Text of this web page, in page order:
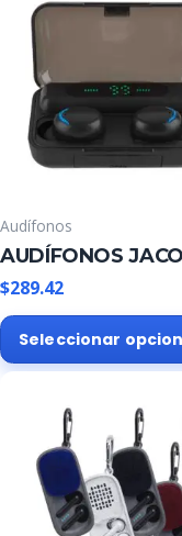
Audífonos
AUDÍFONOS
$289.42
Seleccionar